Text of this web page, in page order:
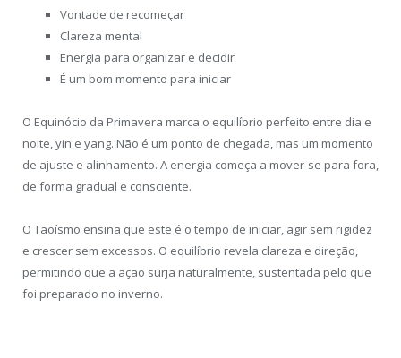
Vontade de recomeçar
Clareza mental
Energia para organizar e decidir
É um bom momento para iniciar
O Equinócio da Primavera marca o equilíbrio perfeito entre dia e
noite, yin e yang. Não é um ponto de chegada, mas um momento
de ajuste e alinhamento. A energia começa a mover-se para fora,
de forma gradual e consciente.
O Taoísmo ensina que este é o tempo de iniciar, agir sem rigidez
e crescer sem excessos. O equilíbrio revela clareza e direção,
permitindo que a ação surja naturalmente, sustentada pelo que
foi preparado no inverno.